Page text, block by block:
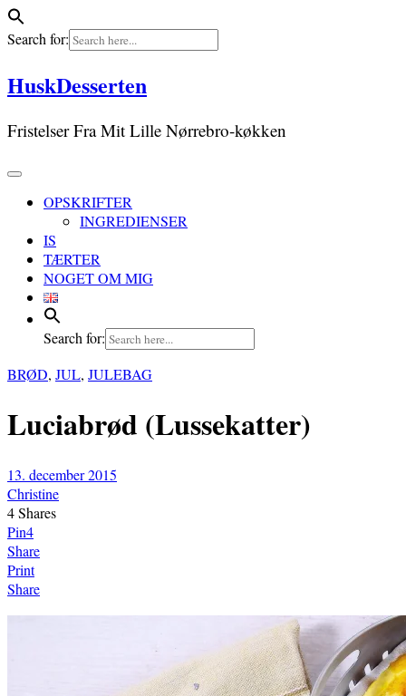
Search for:
Skip
to
HuskDesserten
Fristelser Fra Mit Lille Nørrebro-køkken
OPSKRIFTER
INGREDIENSER
IS
TÆRTER
NOGET OM MIG
Search for:
BRØD, JUL, JULEBAG
Luciabrød (Lussekatter)
13. december 2015
Christine
4Shares
Pin4
Share
Print
Share